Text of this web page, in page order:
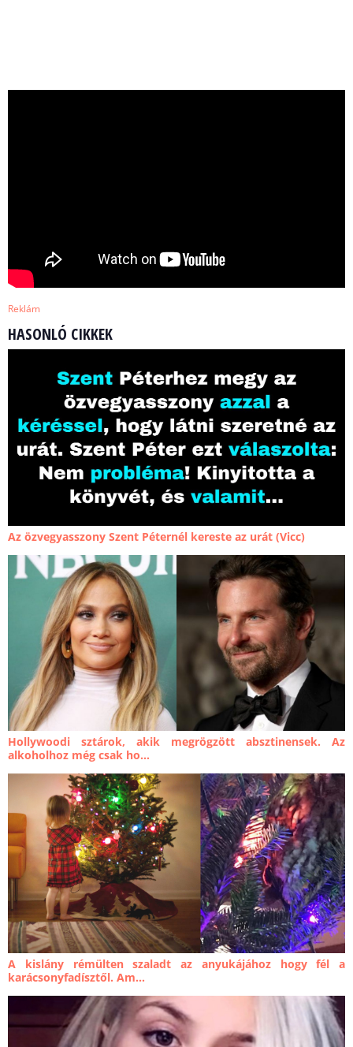
Reklám
HASONLÓ CIKKEK
Az özvegyasszony Szent Péternél kereste az urát (Vicc)
Hollywoodi sztárok, akik megrögzött absztinensek. Az
alkoholhoz még csak ho...
A kislány rémülten szaladt az anyukájához hogy fél a
karácsonyfadísztől. Am...